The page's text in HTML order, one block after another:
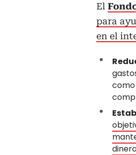
El
para
en el
como